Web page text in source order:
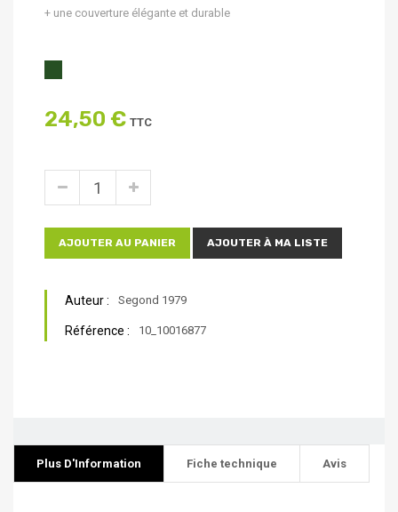
+ une couverture élégante et durable
24,50 € TTC
AJOUTER AU PANIER AJOUTER À MA LISTE
Auteur : Segond 1979
Référence : 10_10016877
Plus D'Information Fiche technique Avis